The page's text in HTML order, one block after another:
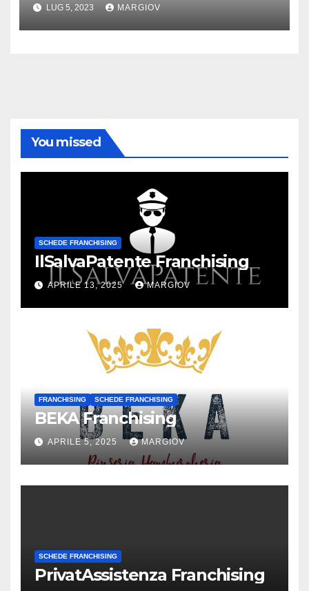
LUG 5, 2023 MARGIOV
You missed
SCHEDE FRANCHISING
IlSalvaPatente Franchising
APRILE 13, 2025 MARGIOV
FRANCHISING SCHEDE FRANCHISING
BEKA Franchising
APRILE 5, 2025 MARGIOV
SCHEDE FRANCHISING
PrivatAssistenza Franchising